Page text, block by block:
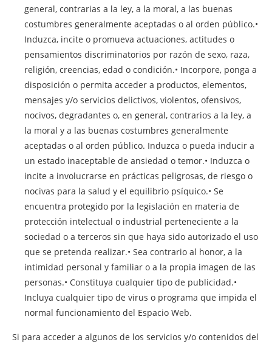
general, contrarias a la ley, a la moral, a las buenas
costumbres generalmente aceptadas o al orden público.•
Induzca, incite o promueva actuaciones, actitudes o
pensamientos discriminatorios por razón de sexo, raza,
religión, creencias, edad o condición.• Incorpore, ponga a
disposición o permita acceder a productos, elementos,
mensajes y/o servicios delictivos, violentos, ofensivos,
nocivos, degradantes o, en general, contrarios a la ley, a
la moral y a las buenas costumbres generalmente
aceptadas o al orden público. Induzca o pueda inducir a
un estado inaceptable de ansiedad o temor.• Induzca o
incite a involucrarse en prácticas peligrosas, de riesgo o
nocivas para la salud y el equilibrio psíquico.• Se
encuentra protegido por la legislación en materia de
protección intelectual o industrial perteneciente a la
sociedad o a terceros sin que haya sido autorizado el uso
que se pretenda realizar.• Sea contrario al honor, a la
intimidad personal y familiar o a la propia imagen de las
personas.• Constituya cualquier tipo de publicidad.•
Incluya cualquier tipo de virus o programa que impida el
normal funcionamiento del Espacio Web.
Si para acceder a algunos de los servicios y/o contenidos del